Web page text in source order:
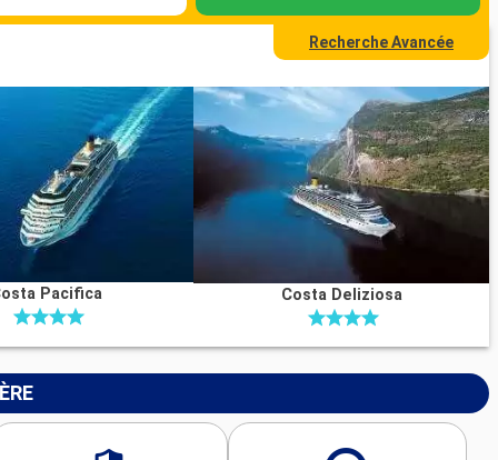
Recherche Avancée
Pacifica Costa Deliziosa